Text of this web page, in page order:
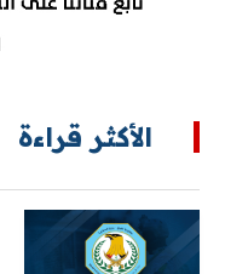
الأكثر قراءة